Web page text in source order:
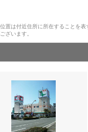
置は付近住所に所在することを表
ざいます。